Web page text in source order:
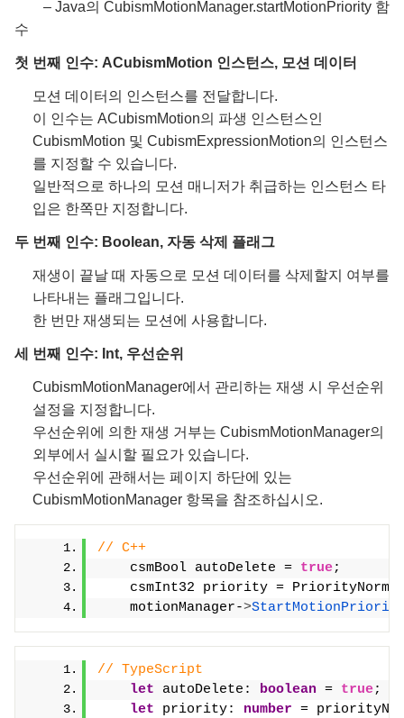
– Java의 CubismMotionManager.startMotionPriority 함
수
첫 번째 인수: ACubismMotion 인스턴스, 모션 데이터
모션 데이터의 인스턴스를 전달합니다.
이 인수는 ACubismMotion의 파생 인스턴스인
CubismMotion 및 CubismExpressionMotion의 인스턴스
를 지정할 수 있습니다.
일반적으로 하나의 모션 매니저가 취급하는 인스턴스 타
입은 한쪽만 지정합니다.
두 번째 인수: Boolean, 자동 삭제 플래그
재생이 끝날 때 자동으로 모션 데이터를 삭제할지 여부를
나타내는 플래그입니다.
한 번만 재생되는 모션에 사용합니다.
세 번째 인수: Int, 우선순위
CubismMotionManager에서 관리하는 재생 시 우선순위
설정을 지정합니다.
우선순위에 의한 재생 거부는 CubismMotionManager의
외부에서 실시할 필요가 있습니다.
우선순위에 관해서는 페이지 하단에 있는
CubismMotionManager 항목을 참조하십시오.
// C++
    csmBool autoDelete =
true;
csmInt32 priority =
    motionManager-
>
// TypeScript
let autoDelete: boolean = true;
let priority: number =